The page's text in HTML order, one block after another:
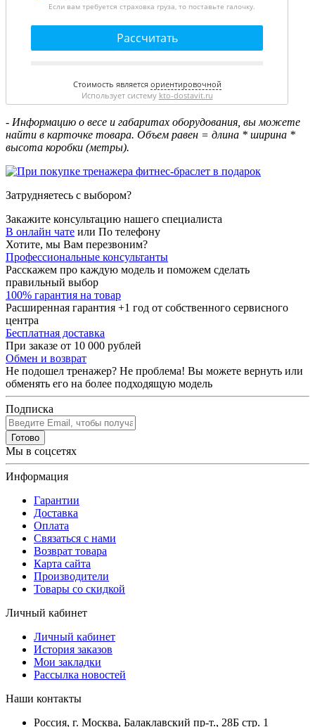
Если вам требуется страховка груза, то поставьте галочку.
Рассчитать
Стоимость является ориентировочной
Использует систему kto-dostavit.ru
- Информацию о весе и габаритах оборудования, вы можете
найти в карточке товара. Объем равен = длина * ширина *
высота коробки (метры).
Затрудняетесь с выбором?
Закажите консультацию нашего специалиста
В онлайн чате или По телефону
Хотите, мы Вам перезвоним?
Профессиональные консультанты
Расскажем про каждую модель и поможем сделать
правильный выбор
100% гарантия на товар
Расширенная гарантия +1 год от собственного сервисного
центра
Бесплатная доставка
При заказе от 10 000 рублей
Обмен и возврат
Не подошел тренажер? Не проблема! Вы можете вернуть или
обменять его на более подходящую модель
Подписка
Готово
Мы в соцсетях
Информация
Гарантии
Доставка
Оплата
Связаться с нами
Возврат товара
Карта сайта
Производители
Товары со скидкой
Личный кабинет
Личный кабинет
История заказов
Мои закладки
Рассылка новостей
Наши контакты
Россия, г. Москва, Балаклавский пр-т., 28Б стр. 1